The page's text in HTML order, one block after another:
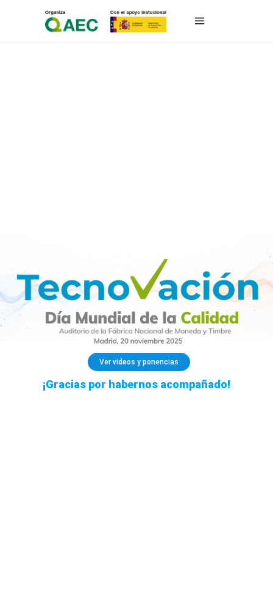
¡Gracias por habernos acompañado!
Ver videos y ponencias